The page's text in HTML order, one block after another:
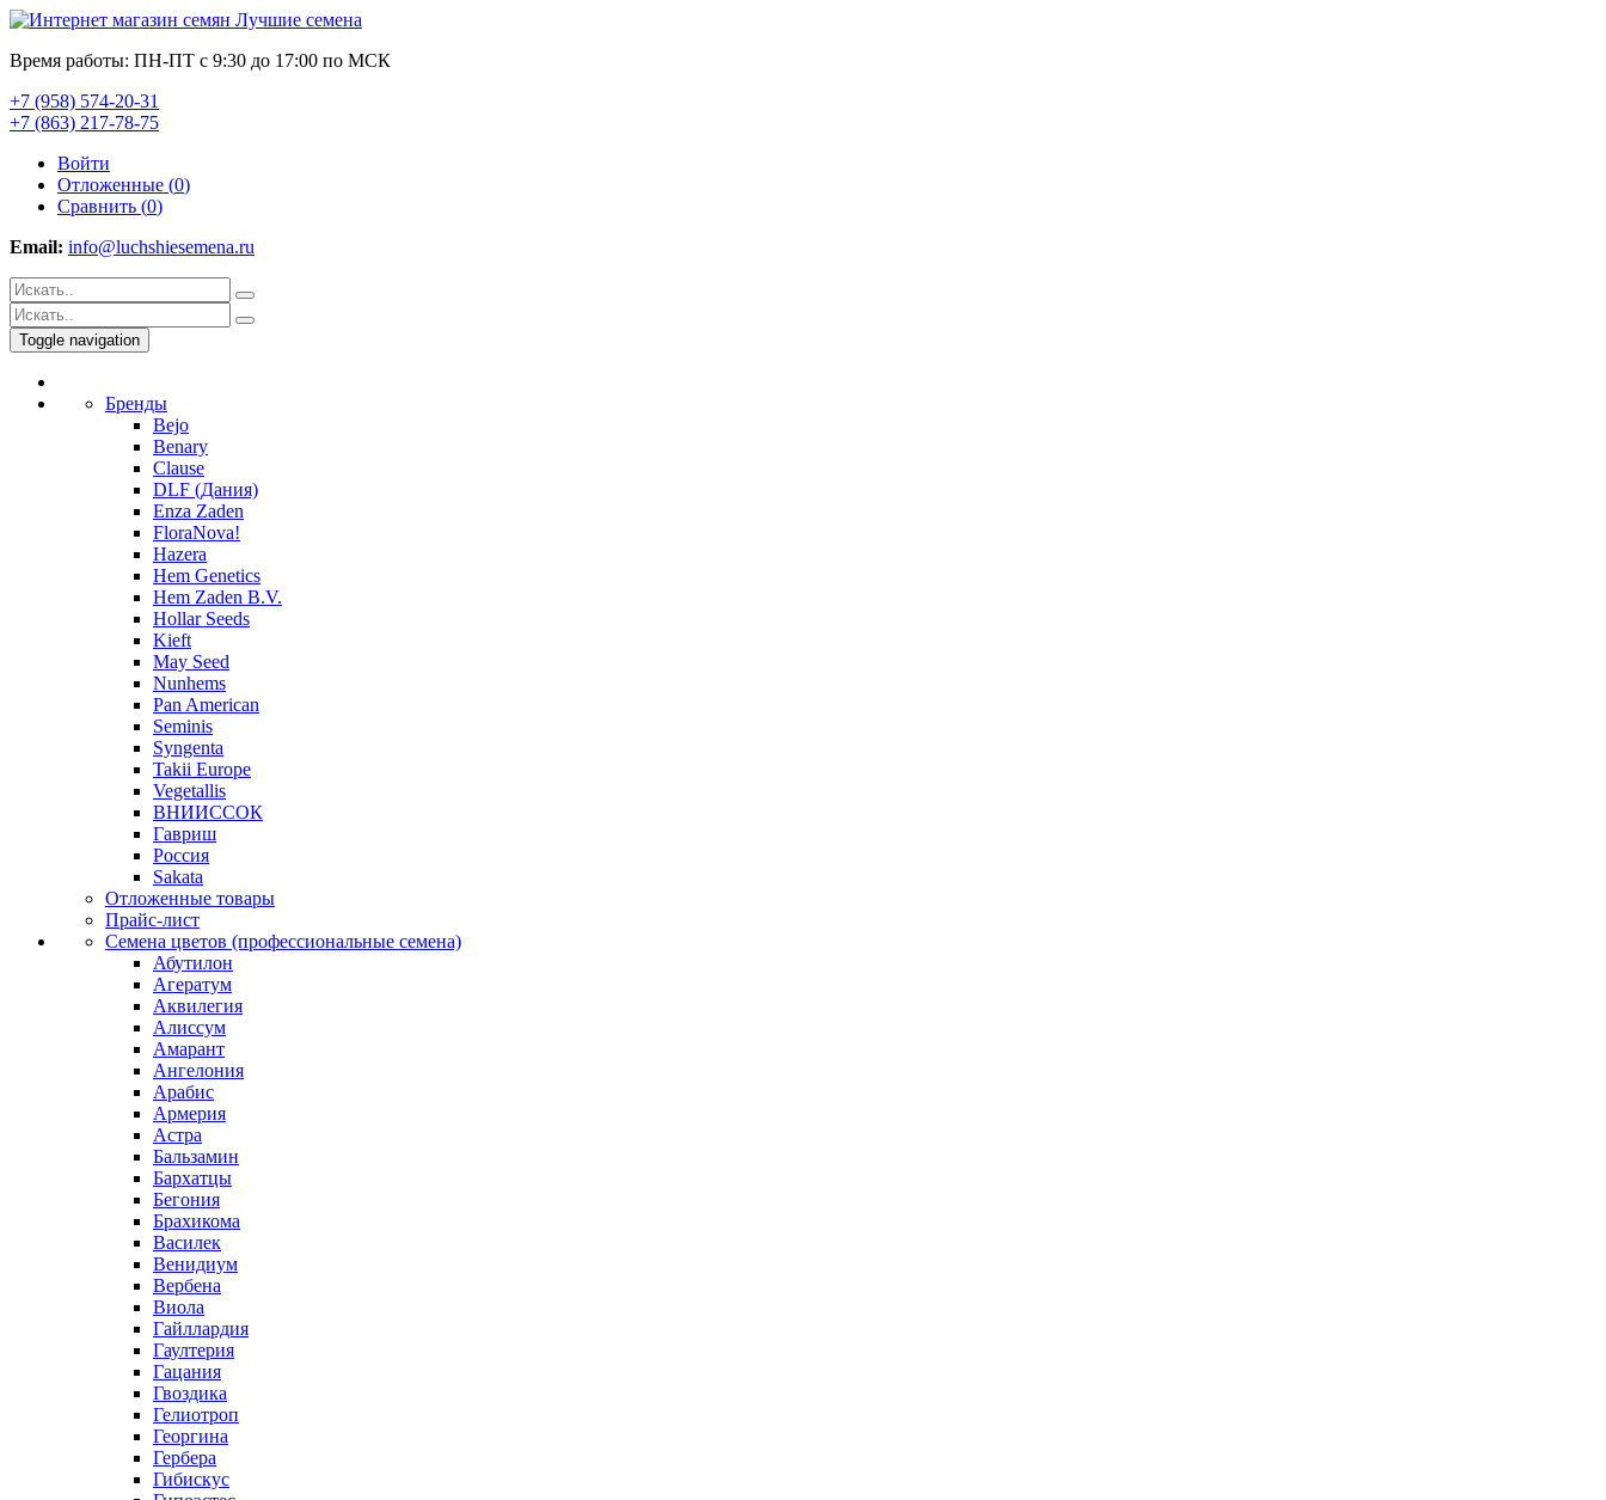
Время работы: ПН-ПТ с 9:30 до 17:00 по МСК
+7 (958) 574-20-31
+7 (863) 217-78-75
Войти
Отложенные (0)
Сравнить (0)
Email: info@luchshiesemena.ru
Toggle navigation
Бренды
Bejo
Benary
Clause
DLF (Дания)
Enza Zaden
FloraNova!
Hazera
Hem Genetics
Hem Zaden B.V.
Hollar Seeds
Kieft
May Seed
Nunhems
Pan American
Seminis
Syngenta
Takii Europe
Vegetallis
ВНИИССОК
Гавриш
Россия
Sakata
Отложенные товары
Прайс-лист
Семена цветов (профессиональные семена)
Абутилон
Агератум
Аквилегия
Алиссум
Амарант
Ангелония
Арабис
Армерия
Астра
Бальзамин
Бархатцы
Бегония
Брахикома
Василек
Венидиум
Вербена
Виола
Гайллардия
Гаултерия
Гацания
Гвоздика
Гелиотроп
Георгина
Гербера
Гибискус